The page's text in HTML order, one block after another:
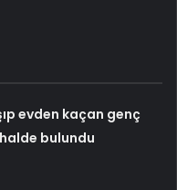
evden kaçan genç
halde bulundu